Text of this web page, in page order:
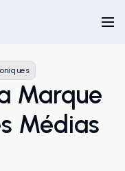
Marque
Médias